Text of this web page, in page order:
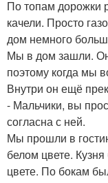
По топам дорожки
качели. Просто
дом немного
Мы в дом зашли.
поэтому когда мы
Внутри он ещё
- Мальчики, вы
согласна с ней.
Мы прошли в
белом цвете.
цвете. По бокам